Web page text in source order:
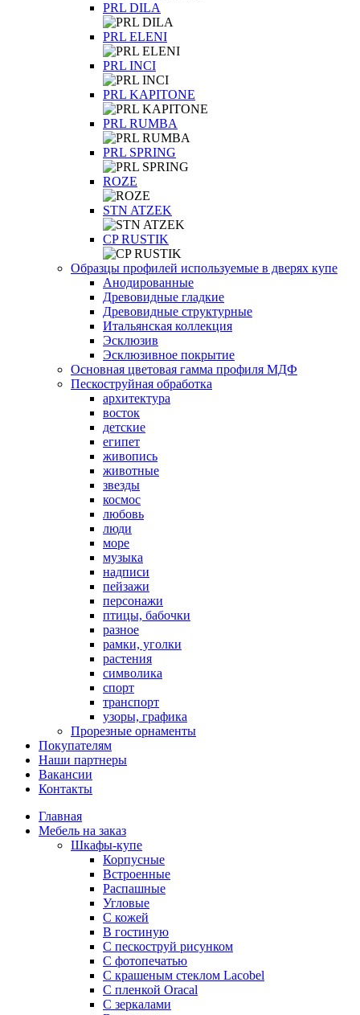
PRL DILA
PRL ELENI
PRL INCI
PRL KAPITONE
PRL RUMBA
PRL SPRING
ROZE
STN ATZEK
СP RUSTIK
Образцы профилей используемые в дверях купе
Анодированные
Древовидные гладкие
Древовидные структурные
Итальянская коллекция
Эсклюзив
Эсклюзивное покрытие
Основная цветовая гамма профиля МДФ
Пескоструйная обработка
архитектура
восток
детские
египет
живопись
животные
звезды
космос
любовь
люди
море
музыка
надписи
пейзажи
персонажи
птицы, бабочки
разное
рамки, уголки
растения
символика
спорт
транспорт
узоры, графика
Прорезные орнаменты
Покупателям
Наши партнеры
Вакансии
Контакты
Главная
Мебель на заказ
Шкафы-купе
Корпусные
Встроенные
Распашные
Угловые
С кожей
В гостиную
С пескоструй рисунком
С фотопечатью
С крашеным стеклом Lacobel
С пленкой Oracal
С зеркалами